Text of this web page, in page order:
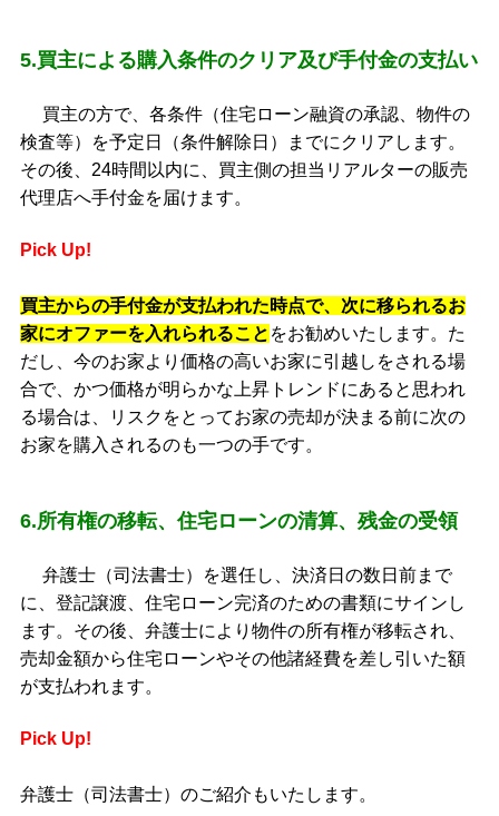
5.買主による購入条件のクリア及び手付金の支払い
買主の方で、各条件（住宅ローン融資の承認、物件の
検査等）を予定日（条件解除日）までにクリアします。
その後、24時間以内に、買主側の担当リアルターの販売
代理店へ手付金を届けます。
Pick Up!
買主からの手付金が支払われた時点で、次に移られるお
家にオファーを入れられること をお勧めいたします。た
だし、今のお家より価格の高いお家に引越しをされる場
合で、かつ価格が明らかな上昇トレンドにあると思われ
る場合は、リスクをとってお家の売却が決まる前に次の
お家を購入されるのも一つの手です。
6.所有権の移転、住宅ローンの清算、残金の受領
弁護士（司法書士）を選任し、決済日の数日前まで
に、登記譲渡、住宅ローン完済のための書類にサインし
ます。その後、弁護士により物件の所有権が移転され、
売却金額から住宅ローンやその他諸経費を差し引いた額
が支払われます。
Pick Up!
弁護士（司法書士）のご紹介もいたします。